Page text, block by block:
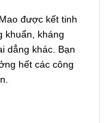
được kết tinh
khuẩn, kháng
dẳng khác. Bạn
hết các công